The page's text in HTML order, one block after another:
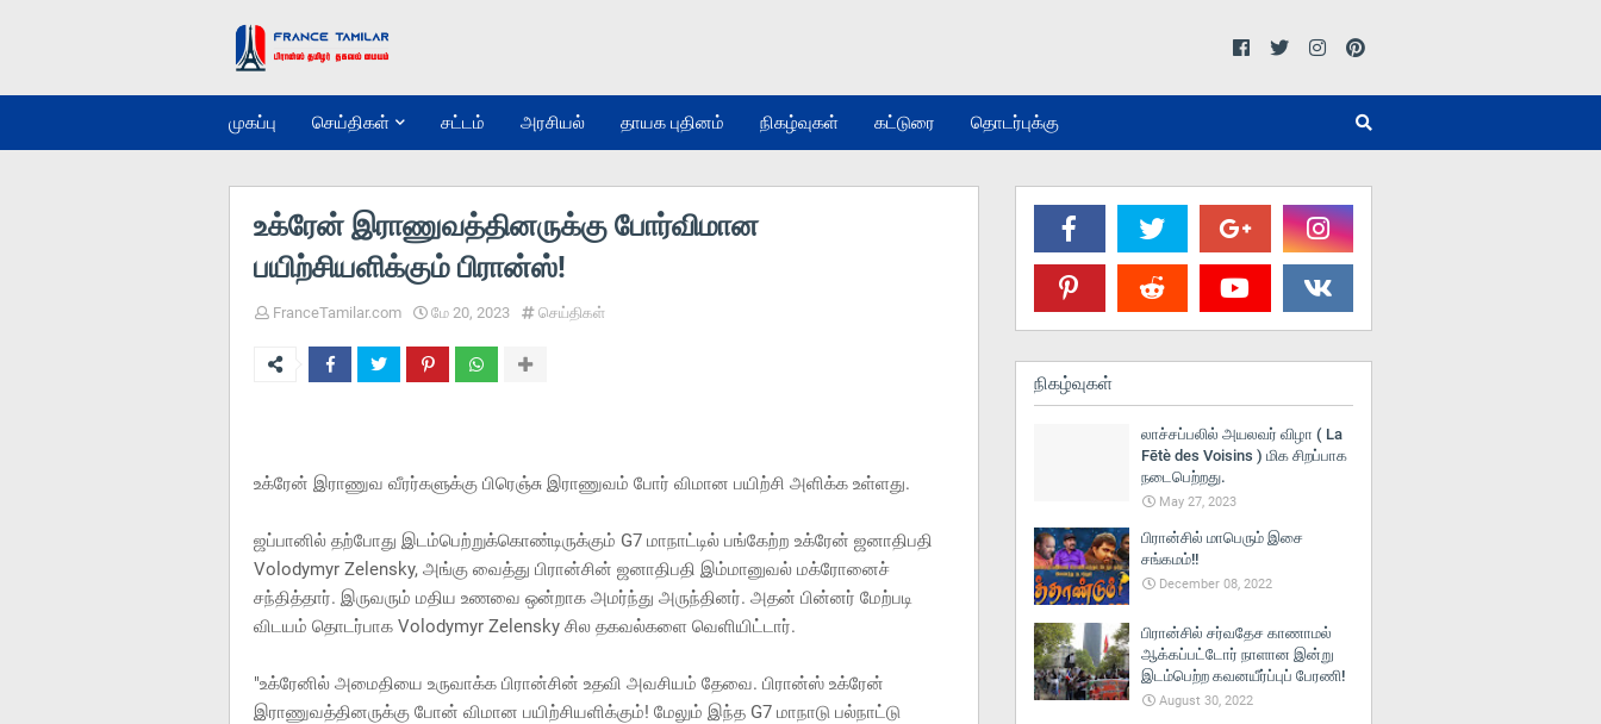
முகப்பு செய்திகள் சட்டம் அரசியல் தாயக புதினம் நிகழ்வுகள் கட்டுரை தொடர்புக்கு
உக்ரேன் இராணுவத்தினருக்கு போர்விமான
பயிற்சியளிக்கும் பிரான்ஸ்!
FranceTamilar.com மே 20, 2023 செய்திகள்
உக்ரேன் இராணுவ வீரர்களுக்கு பிரெஞ்சு இராணுவம் போர் விமான பயிற்சி அளிக்க உள்ளது.
ஜப்பானில் தற்போது இடம்பெற்றுக்கொண்டிருக்கும் G7 மாநாட்டில் பங்கேற்ற உக்ரேன் ஜனாதிபதி
Volodymyr Zelensky, அங்கு வைத்து பிரான்சின் ஜனாதிபதி இம்மானுவல் மக்ரோனைச்
சந்தித்தார். இருவரும் மதிய உணவை ஒன்றாக அமர்ந்து அருந்தினர். அதன் பின்னர் மேற்படி
விடயம் தொடர்பாக Volodymyr Zelensky சில தகவல்களை வெளியிட்டார்.
"உக்ரேனில் அமைதியை உருவாக்க பிரான்சின் உதவி அவசியம் தேவை. பிரான்ஸ் உக்ரேன்
இராணுவத்தினருக்கு போன் விமான பயிற்சியளிக்கும்! மேலும் இந்த G7 மாநாடு பல்நாட்டு
நிகழ்வுகள்
லாச்சப்பலில் அயலவர் விழா ( La
Fētè des Voisins ) மிக சிறப்பாக
நடைபெற்றது.
May 27, 2023
பிரான்சில் மாபெரும் இசை
சங்கமம்!!
December 08, 2022
பிரான்சில் சர்வதேச காணாமல்
ஆக்கப்பட்டோர் நாளான இன்று
இடம்பெற்ற கவனயீர்ப்புப் பேரணி!
August 30, 2022